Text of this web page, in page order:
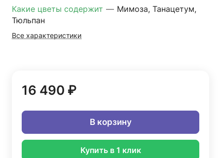
Какие цветы содержит — Мимоза, Танацетум,
Тюльпан
Все характеристики
16 490 ₽
В корзину
Купить в 1 клик